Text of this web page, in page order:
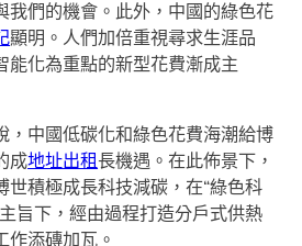
我們的機會。此外，中國的綠色花
顯明。人們加倍重視尋求生涯品
能化為重點的新型花費漸成主
中國低碳化和綠色花費海潮給博
成地址出租長機遇。在此佈景下，
世積極成長科技減碳，在“綠色科
旨下，經由過程打造分戶式供熱
作添磚加瓦。